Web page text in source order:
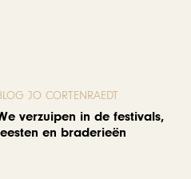
JO CORTENRAEDT
verzuipen in de festivals,
en braderieën